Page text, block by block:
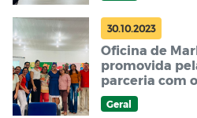
30.10.2023
Oficina de
promovida
parceria com
supera
participantes
Geral